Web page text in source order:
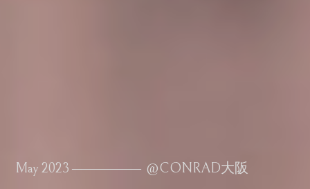
May 2023 ―――――― @CONRAD大阪